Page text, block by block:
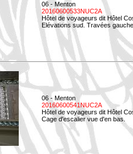
06 - Menton
20160600533NUC2A
Hôtel de voyageurs dit Hôtel
Elévations sud. Travées
06 - Menton
20160600541NUC2A
Hôtel de voyageurs dit Hôtel
Cage d'escalier vue d'en bas.